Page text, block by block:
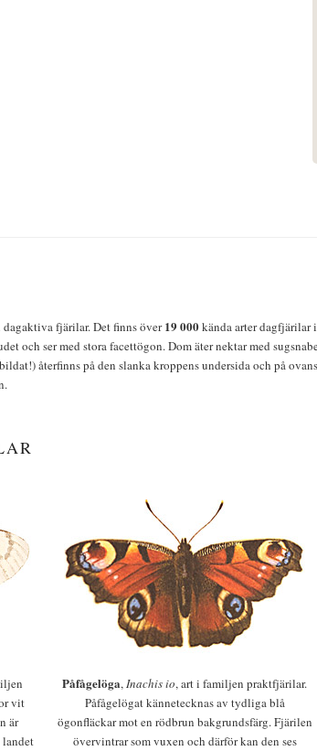
fjärilar. Det finns över19 000kända arter dagfjärilar
och ser med stora facettögon. Dom äter nektar med
återfinns på den slanka kroppens undersida och på
vit
är
Påfågelöga,Inachis io, art i familjen praktfjärilar.
Påfågelögat kännetecknas av tydliga blå
ögonfläckar mot en rödbrun bakgrundsfärg. Fjärilen
övervintrar som vuxen och därför kan den ses